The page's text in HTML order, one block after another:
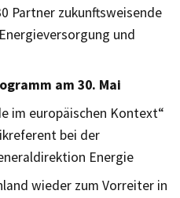
Partner zukunftsweisende
und
am 30. Mai
im europäischen Kontext“
bei der
Energie
wieder zum Vorreiter in